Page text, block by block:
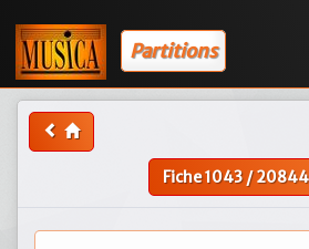
Partitions
Fiche1043/